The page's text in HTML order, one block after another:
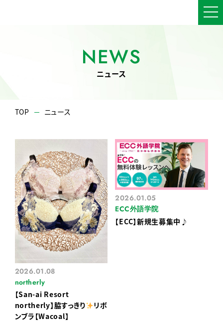
NEWS
ニュース
TOP ニュース
2026.01.08
northerly
【San-ai Resort
northerly】脇すっきり
リボ
ンブラ【Wacoal】
2026.01.05
ECC外語学院
【ECC】新規生募集中♪